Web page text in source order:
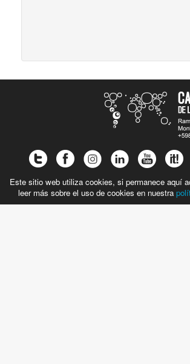
Este sitio web utiliza cookies, si permanece aquí
leer más sobre el uso de cookies en nuestra